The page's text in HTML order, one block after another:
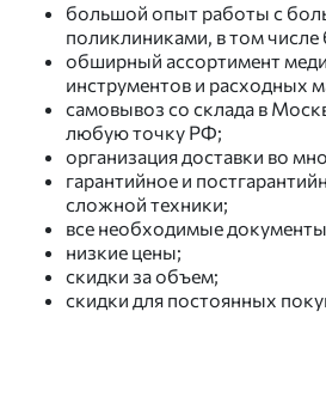
большой опыт работы с
поликлиниками, в том
обширный ассортимент
инструментов и расходных
самовывоз со склада в
любую точку РФ;
организация доставки во
гарантийное и
сложной техники;
все необходимые
низкие цены;
скидки за объем;
скидки для постоянных